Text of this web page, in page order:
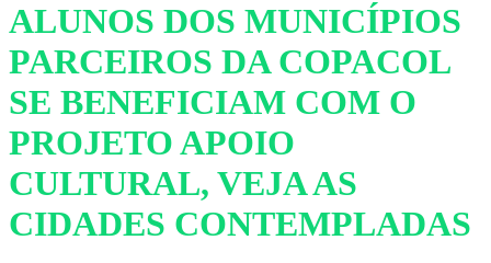
ALUNOS DOS MUNICÍPIOS
PARCEIROS DA COPACOL
SE BENEFICIAM COM O
PROJETO APOIO
CULTURAL, VEJA AS
CIDADES CONTEMPLADAS